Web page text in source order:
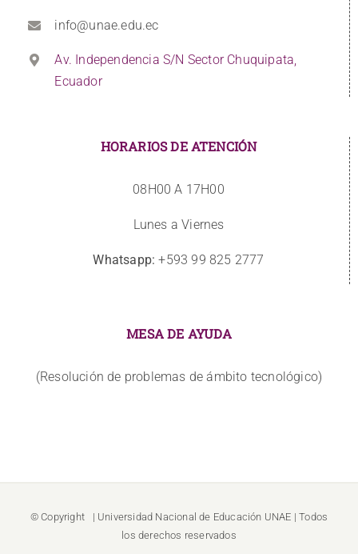
info@unae.edu.ec
Av. Independencia S/N Sector Chuquipata,
Ecuador
HORARIOS DE ATENCIÓN
08H00 A 17H00
Lunes a Viernes
Whatsapp: +593 99 825 2777
MESA DE AYUDA
(Resolución de problemas de ámbito tecnológico)
© Copyright | Universidad Nacional de Educación UNAE | Todos
los derechos reservados